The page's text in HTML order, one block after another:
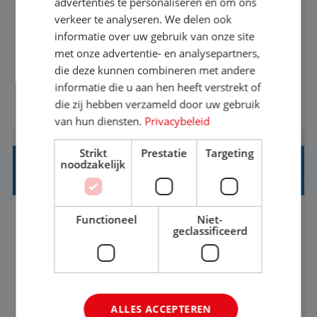
Met jouw ervaring in de reisbranche of
achtergrond in toerisme ben je klaar voor de
volgende stap. Vanaf je stoel reis je de hele
wereld over en speel je moeiteloos in op de
wensen van je team, je klant en wat er in de
reiswereld gebeurt. Met je enthousiasme weet je
klanten te overtuigen om die droomreis te
boeken! ...
BEKIJK VACATURE
REISADVISEUR ALLROUND
Aalsmeer, Noord-Holland, Nederland
Baan
MBO
het nu voor jezelf is, of voor een ander: jij vindt
verkeer te analyseren. We delen ook
informatie over uw gebruik van onze site
met onze advertentie- en analysepartners,
die deze kunnen combineren met andere
informatie die u aan hen heeft verstrekt of
die zij hebben verzameld door uw gebruik
van hun diensten. Privacybeleid
Strikt
noodzakelijk
Prestatie Targeting
Functioneel
Niet-
geclassificeerd
ALLES ACCEPTEREN